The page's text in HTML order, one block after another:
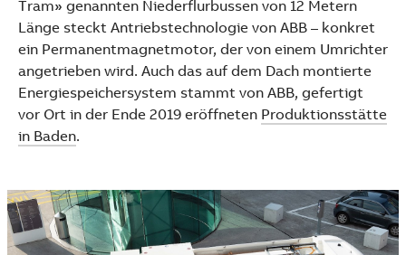
Tram» genannten Niederflurbussen von 12 Metern
Länge steckt Antriebstechnologie von ABB – konkret
ein Permanentmagnetmotor, der von einem Umrichter
angetrieben wird. Auch das auf dem Dach montierte
Energiespeichersystem stammt von ABB, gefertigt
vor Ort in der Ende 2019 eröffneten Produktionsstätte
in Baden.